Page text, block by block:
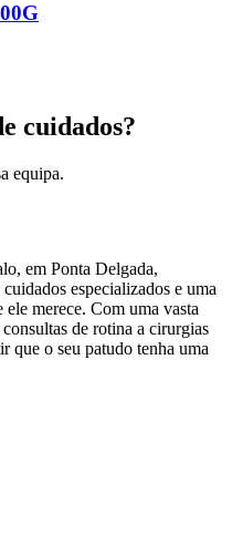
cuidados?
equipa.
em Ponta Delgada,
especializados e uma
merece. Com uma vasta
de rotina a cirurgias
que o seu patudo tenha uma